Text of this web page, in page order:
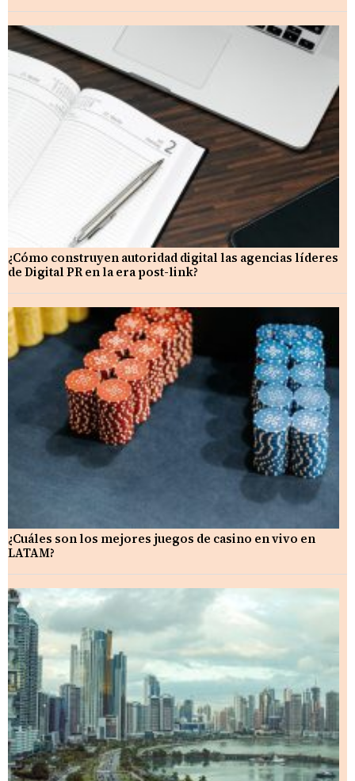
¿Cómo construyen autoridad digital las agencias líderes
de Digital PR en la era post-link?
¿Cuáles son los mejores juegos de casino en vivo en
LATAM?